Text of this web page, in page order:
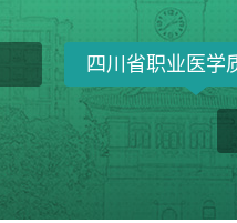
四川省职业医学